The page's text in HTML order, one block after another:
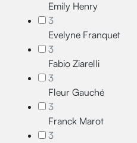
Emily Henry
3
Evelyne Franquet
3
Fabio Ziarelli
3
Fleur Gauché
3
Franck Marot
3